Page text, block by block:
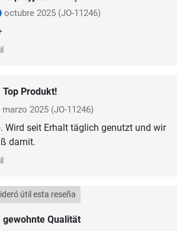
octubre 2025 (JO-11246)
Top Produkt!
marzo 2025 (JO-11246)
Wird seit Erhalt täglich genutzt und wir
damit.
gewohnte Qualität
útil esta reseña